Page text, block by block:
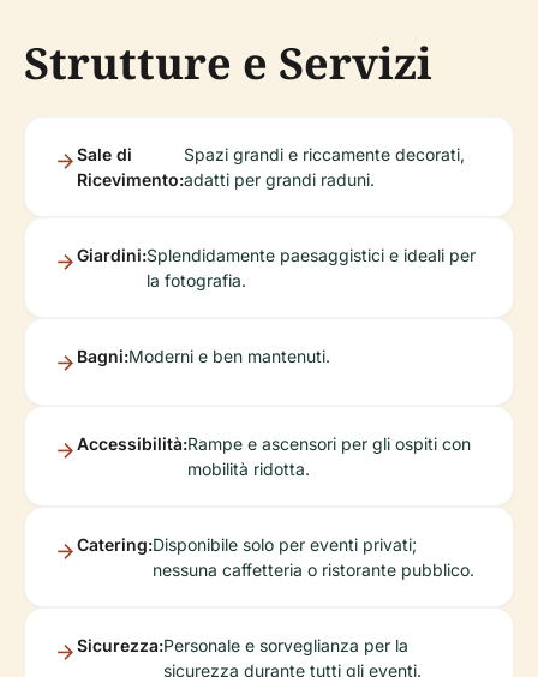
Strutture e Servizi
Sale di
Ricevimento:
Spazi grandi e riccamente decorati,
adatti per grandi raduni.
Giardini:Splendidamente paesaggistici e ideali per
la fotografia.
Bagni:Moderni e ben mantenuti.
Accessibilità:Rampe e ascensori per gli ospiti con
mobilità ridotta.
Catering:Disponibile solo per eventi privati;
nessuna caffetteria o ristorante pubblico.
Sicurezza:Personale e sorveglianza per la
sicurezza durante tutti gli eventi.